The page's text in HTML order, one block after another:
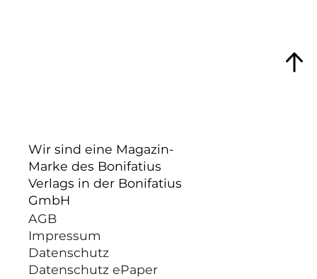
Wir sind eine Magazin-
Marke des Bonifatius
Verlags in der Bonifatius
GmbH
AGB
Impressum
Datenschutz
Datenschutz ePaper